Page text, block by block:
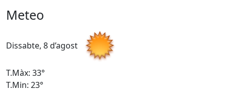
Meteo
Dissabte, 8 d’agost
T.Màx: 33°
T.Min: 23°